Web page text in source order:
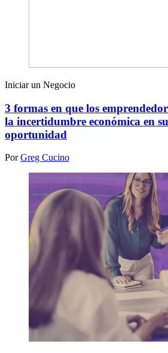
Iniciar un Negocio
3 formas en que los
la incertidumbre económica en
oportunidad
PorGreg Cucino